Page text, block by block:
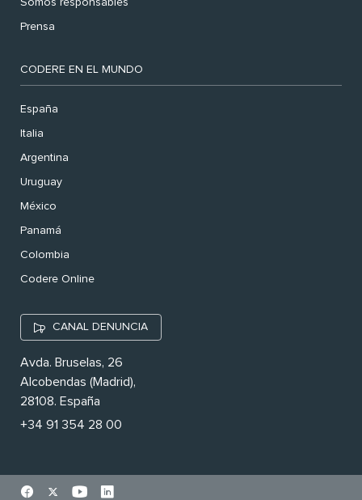
Somos responsables
Prensa
CODERE EN EL MUNDO
España
Italia
Argentina
Uruguay
México
Panamá
Colombia
Codere Online
CANAL DENUNCIA
Avda. Bruselas, 26
Alcobendas (Madrid),
28108. España
+34 91 354 28 00